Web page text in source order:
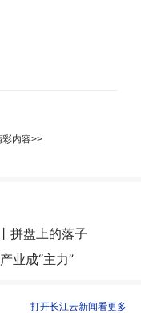
内容>>
拼盘上的落子
业成“主力”
打开长江云新闻看更多